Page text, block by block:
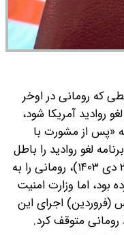
که رومانی در اوخر
روادید آمریکا شود،
«پس از مشورت با
لغو روادید را باطل
دولت بایدن در ۹ ژانویه (۲۰ دی ۱۴۰۳)، رومانی را به
بود، اما وزارت امنیت
(فروردین) اجرای این
رومانی متوقف کرد.